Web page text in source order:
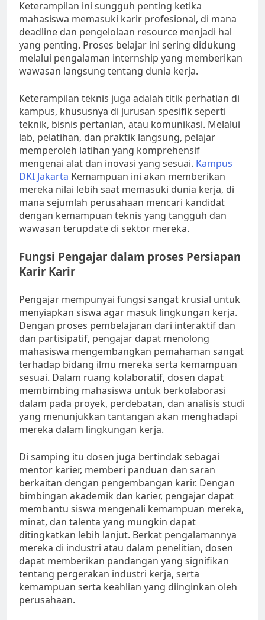
Keterampilan ini sungguh penting ketika
mahasiswa memasuki karir profesional, di mana
deadline dan pengelolaan resource menjadi hal
yang penting. Proses belajar ini sering didukung
melalui pengalaman internship yang memberikan
wawasan langsung tentang dunia kerja.
Keterampilan teknis juga adalah titik perhatian di
kampus, khususnya di jurusan spesifik seperti
teknik, bisnis pertanian, atau komunikasi. Melalui
lab, pelatihan, dan praktik langsung, pelajar
memperoleh latihan yang komprehensif
mengenai alat dan inovasi yang sesuai. Kampus
DKI Jakarta Kemampuan ini akan memberikan
mereka nilai lebih saat memasuki dunia kerja, di
mana sejumlah perusahaan mencari kandidat
dengan kemampuan teknis yang tangguh dan
wawasan terupdate di sektor mereka.
Fungsi Pengajar dalam proses Persiapan
Karir Karir
Pengajar mempunyai fungsi sangat krusial untuk
menyiapkan siswa agar masuk lingkungan kerja.
Dengan proses pembelajaran dari interaktif dan
dan partisipatif, pengajar dapat menolong
mahasiswa mengembangkan pemahaman sangat
terhadap bidang ilmu mereka serta kemampuan
sesuai. Dalam ruang kolaboratif, dosen dapat
membimbing mahasiswa untuk berkolaborasi
dalam pada proyek, perdebatan, dan analisis studi
yang menunjukkan tantangan akan menghadapi
mereka dalam lingkungan kerja.
Di samping itu dosen juga bertindak sebagai
mentor karier, memberi panduan dan saran
berkaitan dengan pengembangan karir. Dengan
bimbingan akademik dan karier, pengajar dapat
membantu siswa mengenali kemampuan mereka,
minat, dan talenta yang mungkin dapat
ditingkatkan lebih lanjut. Berkat pengalamannya
mereka di industri atau dalam penelitian, dosen
dapat memberikan pandangan yang signifikan
tentang pergerakan industri kerja, serta
kemampuan serta keahlian yang diinginkan oleh
perusahaan.